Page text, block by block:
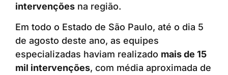
intervenções na região.
Em todo o Estado de São Paulo, até o dia 5
de agosto deste ano, as equipes
especializadas haviam realizado mais de 15
mil intervenções, com média aproximada de